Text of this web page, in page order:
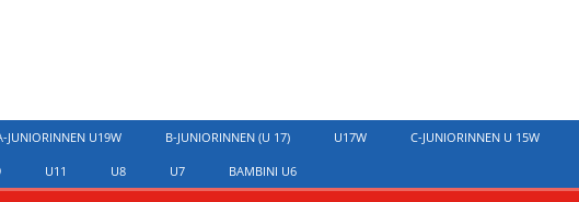
JUNIORINNEN U19W B-JUNIORINNEN (U 17) U17W C-JUNIORINNEN U 15W
U11 U8 U7 BAMBINI U6